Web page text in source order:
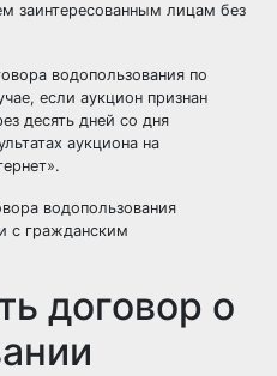
заинтересованным лицам без
водопользования по
если аукцион признан
десять дней со дня
аукциона на
водопользования
с гражданским
договор о